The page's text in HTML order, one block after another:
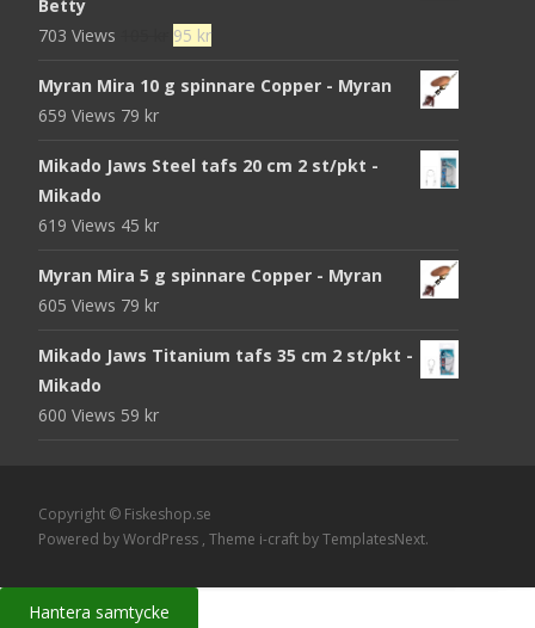
Betty
703 Views
Det
priset
95 krDet
priset
Myran Mira 10 g spinnare Copper - Myran
659 Views 79 kr
Mikado Jaws Steel tafs 20 cm 2 st/pkt -
Mikado
619 Views 45 kr
Myran Mira 5 g spinnare Copper - Myran
605 Views 79 kr
Mikado Jaws Titanium tafs 35 cm 2 st/pkt -
Mikado
600 Views 59 kr
Copyright © Fiskeshop.se
Powered by WordPress , Theme i-craft by TemplatesNext.
Hantera samtycke